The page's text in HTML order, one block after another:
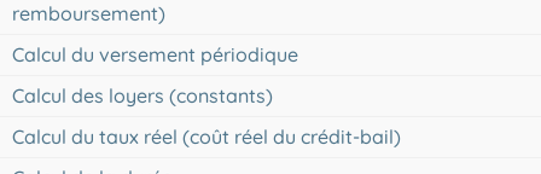
remboursement)
Calcul du versement périodique
Calcul des loyers (constants)
Calcul du taux réel (coût réel du crédit-bail)